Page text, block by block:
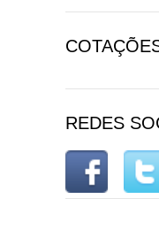
REDES